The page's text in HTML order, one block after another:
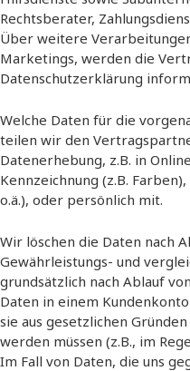
Rechtsberater,
Über weitere
Marketings, werden die
Datenschutzerklärung
Welche Daten für die
teilen wir den
Datenerhebung, z.B. in
Kennzeichnung (z.B.
o.ä.), oder persönlich mit.
Wir löschen die Daten nach
Gewährleistungs- und
grundsätzlich nach Ablauf
Daten in einem
sie aus gesetzlichen
werden müssen (z.B., im
Im Fall von Daten, die uns